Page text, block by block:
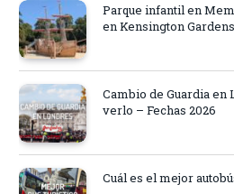
Parque infantil en
en Kensington
Cambio de Guardia en
verlo – Fechas 2026
Cuál es el mejor